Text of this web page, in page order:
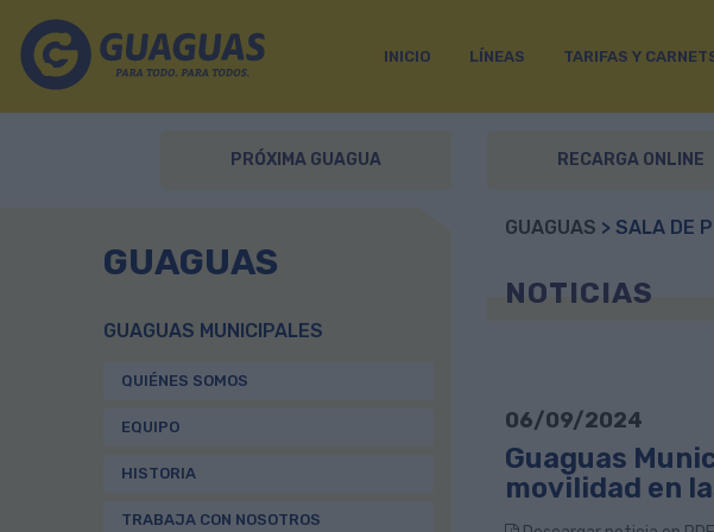
INICIO LÍNEAS TARIFAS Y
PRÓXIMA GUAGUA RECARGA ONLINE
GUAGUAS
GUAGUAS MUNICIPALES
QUIÉNES SOMOS
EQUIPO
HISTORIA
TRABAJA CON NOSOTROS
GUAGUAS > SALA DE
NOTICIAS
06/09/2024
Guaguas
movilidad en